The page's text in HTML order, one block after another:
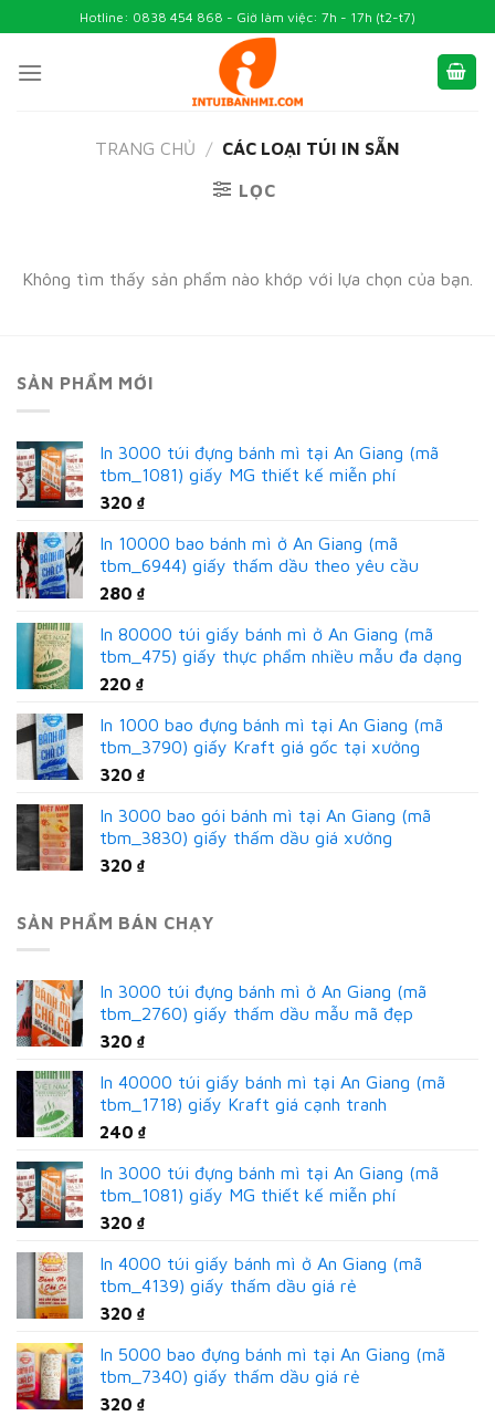
to
content
Hotline: 0838 454 868 - Giờ làm việc: 7h - 17h (t2-t7)
TRANG CHỦ / CÁC LOẠI TÚI IN SẴN
LỌC
Không tìm thấy sản phẩm nào khớp với lựa chọn của bạn.
SẢN PHẨM MỚI
In 3000 túi đựng bánh mì tại An Giang (mã
tbm_1081) giấy MG thiết kế miễn phí
320 ₫
In 10000 bao bánh mì ở An Giang (mã
tbm_6944) giấy thấm dầu theo yêu cầu
280 ₫
In 80000 túi giấy bánh mì ở An Giang (mã
tbm_475) giấy thực phẩm nhiều mẫu đa dạng
220 ₫
In 1000 bao đựng bánh mì tại An Giang (mã
tbm_3790) giấy Kraft giá gốc tại xưởng
320 ₫
In 3000 bao gói bánh mì tại An Giang (mã
tbm_3830) giấy thấm dầu giá xưởng
320 ₫
SẢN PHẨM BÁN CHẠY
In 3000 túi đựng bánh mì ở An Giang (mã
tbm_2760) giấy thấm dầu mẫu mã đẹp
320 ₫
In 40000 túi giấy bánh mì tại An Giang (mã
tbm_1718) giấy Kraft giá cạnh tranh
240 ₫
In 3000 túi đựng bánh mì tại An Giang (mã
tbm_1081) giấy MG thiết kế miễn phí
320 ₫
In 4000 túi giấy bánh mì ở An Giang (mã
tbm_4139) giấy thấm dầu giá rẻ
320 ₫
In 5000 bao đựng bánh mì tại An Giang (mã
tbm_7340) giấy thấm dầu giá rẻ
320 ₫